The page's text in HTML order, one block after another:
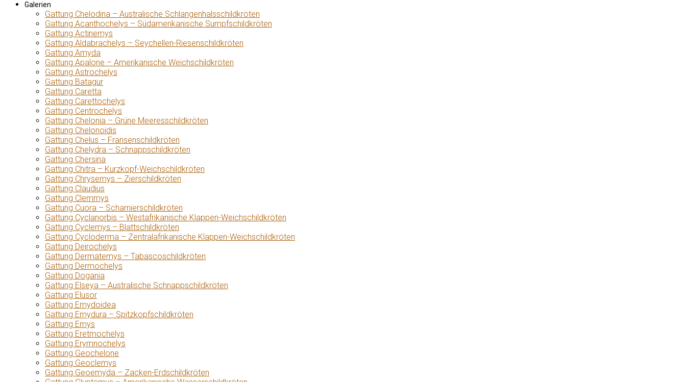
Galerien
Gattung Chelodina – Australische Schlangenhalsschildkröten
Gattung Acanthochelys – Südamerikanische Sumpfschildkröten
Gattung Actinemys
Gattung Aldabrachelys – Seychellen-Riesenschildkröten
Gattung Amyda
Gattung Apalone – Amerikanische Weichschildkröten
Gattung Astrochelys
Gattung Batagur
Gattung Caretta
Gattung Carettochelys
Gattung Centrochelys
Gattung Chelonia – Grüne Meeresschildkröten
Gattung Chelonoidis
Gattung Chelus – Fransenschildkröten
Gattung Chelydra – Schnappschildkröten
Gattung Chersina
Gattung Chitra – Kurzkopf-Weichschildkröten
Gattung Chrysemys – Zierschildkröten
Gattung Claudius
Gattung Clemmys
Gattung Cuora – Scharnierschildkröten
Gattung Cyclanorbis – Westafrikanische Klappen-Weichschildkröten
Gattung Cyclemys – Blattschildkröten
Gattung Cycloderma – Zentralafrikanische Klappen-Weichschildkröten
Gattung Deirochelys
Gattung Dermatemys – Tabascoschildkröten
Gattung Dermochelys
Gattung Dogania
Gattung Elseya – Australische Schnappschildkröten
Gattung Elusor
Gattung Emydoidea
Gattung Emydura – Spitzkopfschildkröten
Gattung Emys
Gattung Eretmochelys
Gattung Erymnochelys
Gattung Geochelone
Gattung Geoclemys
Gattung Geoemyda – Zacken-Erdschildkröten